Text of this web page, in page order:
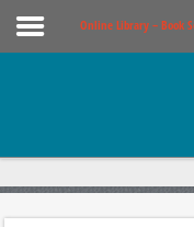
Online Library – Book